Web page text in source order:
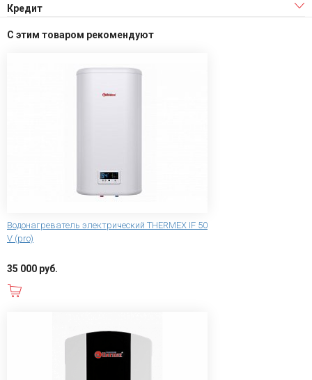
Кредит
С этим товаром рекомендуют
Водонагреватель электрический THERMEX IF 50
V (pro)
35 000 руб.